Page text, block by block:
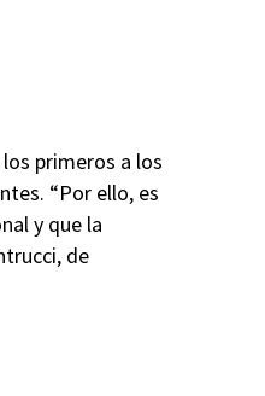
primeros a los
“Por ello, es
y que la
de